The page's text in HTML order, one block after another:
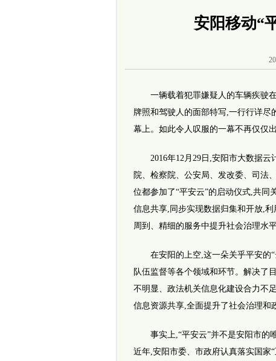
安阳移动“
一辆载着犯罪嫌疑人的车辆疾驶在
牌照和驾驶人的面部特写,一行行详
幕上。如此令人叹服的一幕不再仅仅
2016年12月29日,安阳市大数据云
院、检察院、公安局、发改委、司法
位都参加了“平安云”的启动仪式,共同
信息共享,同步实现数据归集和开放,
周到、精细的服务中提升社会治理水
在安阳的上空,这一朵关乎平安的“
队伍监督等各个领域和环节。解决了
不明显、政法机关信息化建设合力不
信息资源共享,全面提升了社会治理和
事实上,“平安云”并不是安阳市的唯
近年,安阳市委、市政府认真落实国家